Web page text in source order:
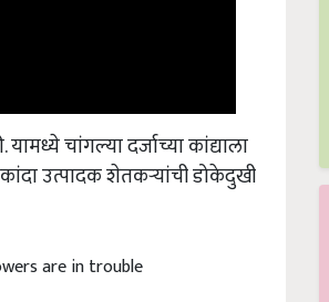
चांगल्या दर्जाच्या कांद्याला
उत्पादक शेतकऱ्यांची डोकेदुखी
are in trouble